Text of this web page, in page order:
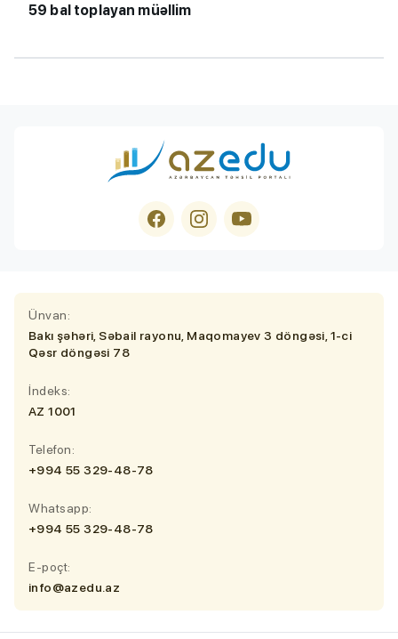
59 bal toplayan müəllim
Ünvan:
Bakı şəhəri, Səbail rayonu, Maqomayev 3 döngəsi, 1-ci
Qəsr döngəsi 78
İndeks:
AZ 1001
Telefon:
+994 55 329-48-78
Whatsapp:
+994 55 329-48-78
E-poçt:
info@azedu.az